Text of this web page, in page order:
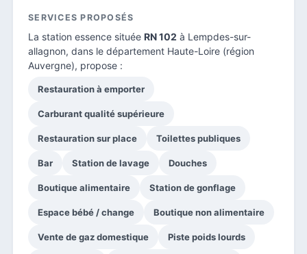
SERVICES PROPOSÉS
La station essence située RN 102 à Lempdes-sur-
allagnon, dans le département Haute-Loire (région
Auvergne), propose :
Restauration à emporter
Carburant qualité supérieure
Restauration sur place Toilettes publiques
Bar Station de lavage Douches
Boutique alimentaire Station de gonflage
Espace bébé / change Boutique non alimentaire
Vente de gaz domestique Piste poids lourds